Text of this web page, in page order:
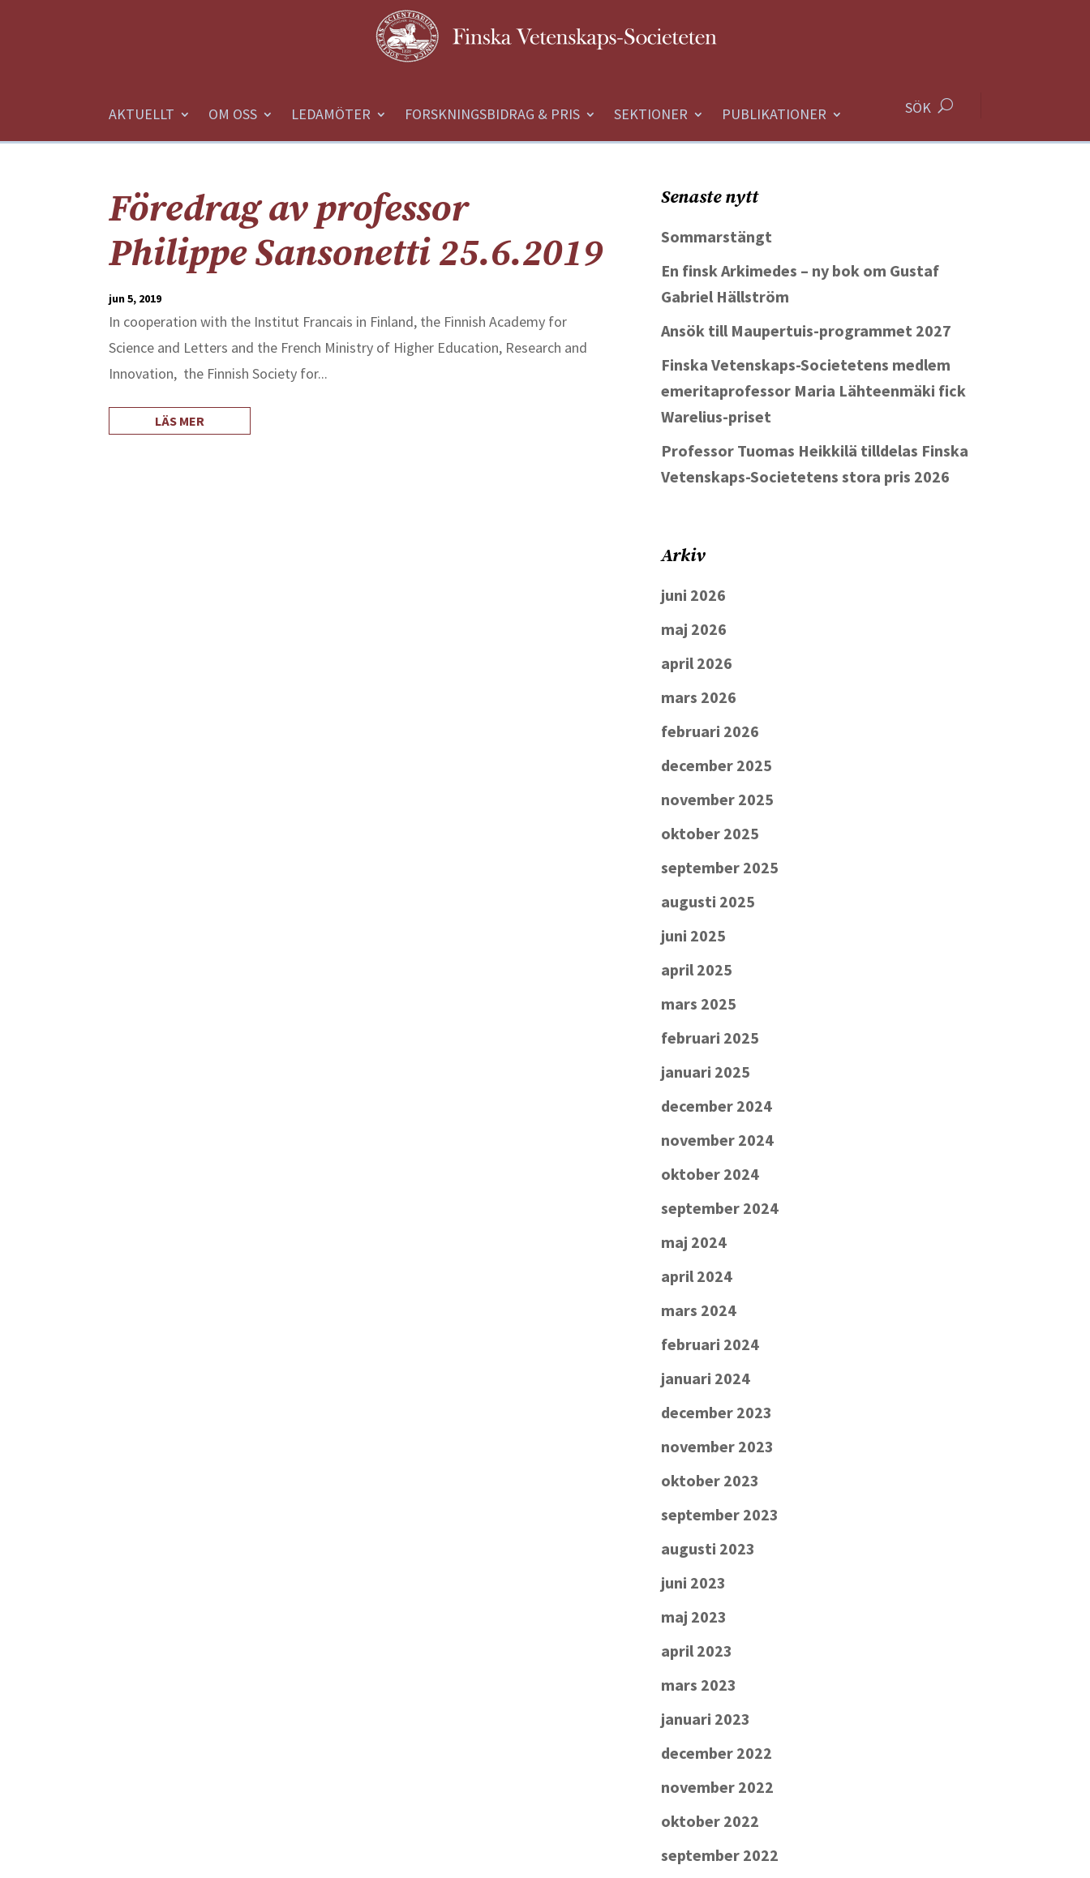
AKTUELLT OM OSS LEDAMÖTER FORSKNINGSBIDRAG & PRIS SEKTIONER PUBLIKATIONER SÖK
Föredrag av professor
Philippe Sansonetti 25.6.2019
jun 5, 2019
In cooperation with the Institut Francais in Finland, the Finnish Academy for
Science and Letters and the French Ministry of Higher Education, Research and
Innovation, the Finnish Society for...
LÄS MER
Senaste nytt
Sommarstängt
En finsk Arkimedes – ny bok om Gustaf
Gabriel Hällström
Ansök till Maupertuis-programmet 2027
Finska Vetenskaps-Societetens medlem
emeritaprofessor Maria Lähteenmäki fick
Warelius-priset
Professor Tuomas Heikkilä tilldelas Finska
Vetenskaps-Societetens stora pris 2026
Arkiv
juni 2026
maj 2026
april 2026
mars 2026
februari 2026
december 2025
november 2025
oktober 2025
september 2025
augusti 2025
juni 2025
april 2025
mars 2025
februari 2025
januari 2025
december 2024
november 2024
oktober 2024
september 2024
maj 2024
april 2024
mars 2024
februari 2024
januari 2024
december 2023
november 2023
oktober 2023
september 2023
augusti 2023
juni 2023
maj 2023
april 2023
mars 2023
januari 2023
december 2022
november 2022
oktober 2022
september 2022